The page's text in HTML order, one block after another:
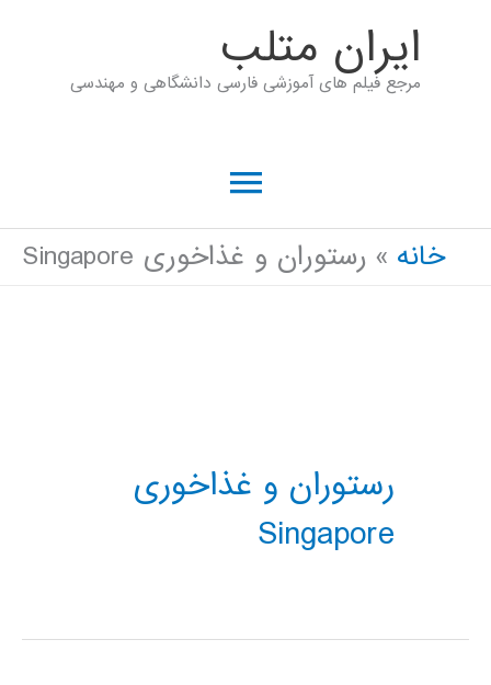
ايران متلب
مرجع فیلم های آموزشی فارسی دانشگاهی و مهندسی
فهرست
اصلی
خانه رستوران و غذاخوری Singapore
رستوران و غذاخوری
Singapore